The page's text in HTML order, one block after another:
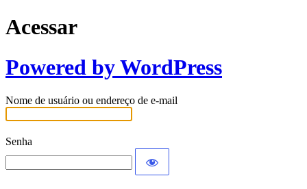
Acessar
Powered by WordPress
Nome de usuário ou endereço de e-mail
Senha